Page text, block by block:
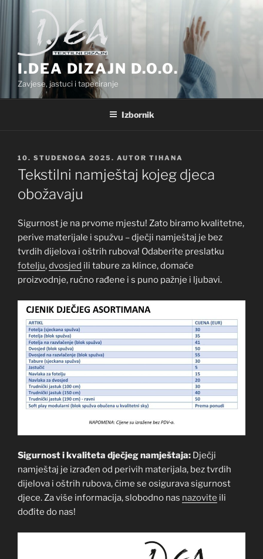
I.DEA DIZAJN D.O.O.
Zavjese, jastuci i tapeciranje
Izbornik
OBJAVLJENO
10. STUDENOGA 2025. AUTOR TIHANA
Tekstilni namještaj kojeg djeca
obožavaju
Sigurnost je na prvome mjestu! Zato biramo kvalitetne,
perive materijale i spužvu – dječji namještaj je bez
tvrdih dijelova i oštrih rubova! Odaberite preslatku
fotelju,dvosjed ili tabure za klince, domaće
proizvodnje, ručno rađene i s puno pažnje i ljubavi.
Sigurnost i kvaliteta dječjeg namještaja: Dječji
namještaj je izrađen od perivih materijala, bez tvrdih
dijelova i oštrih rubova, čime se osigurava sigurnost
djece. Za više informacija, slobodno nas nazovite ili
dođite do nas!